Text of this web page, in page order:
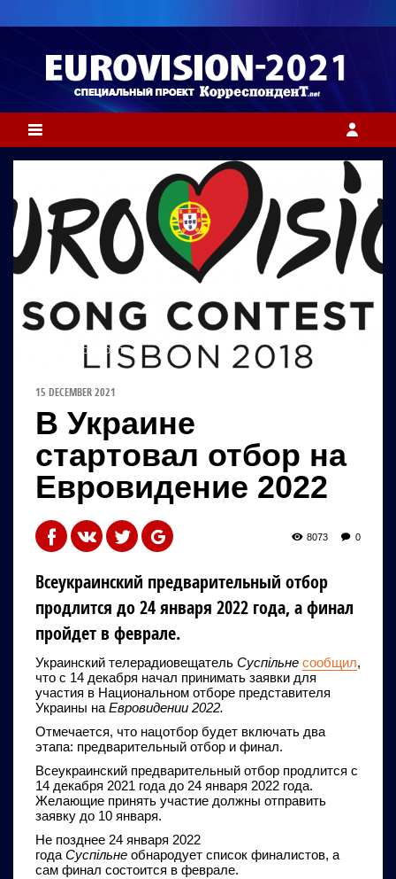
ФОТО: EUROVISION.TV
15 DECEMBER 2021
В Украине
стартовал отбор на
Евровидение 2022
8073 0
Всеукраинский предварительный отбор
продлится до 24 января 2022 года, а финал
пройдет в феврале.
Украинский телерадиовещатель Суспільне сообщил,
что с 14 декабря начал принимать заявки для
участия в Национальном отборе представителя
Украины на Евровидении 2022.
Отмечается, что нацотбор будет включать два
этапа: предварительный отбор и финал.
Всеукраинский предварительный отбор продлится с
14 декабря 2021 года до 24 января 2022 года.
Желающие принять участие должны отправить
заявку до 10 января.
Не позднее 24 января 2022
года Суспільне обнародует список финалистов, а
сам финал состоится в феврале.